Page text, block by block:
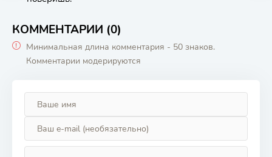
КОММЕНТАРИИ (0)
Минимальная длина комментария - 50 знаков.
Комментарии модерируются